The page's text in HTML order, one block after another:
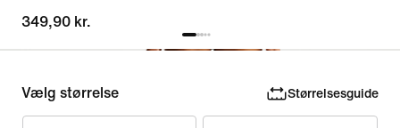
349,90 kr.
Vælg størrelse Størrelsesguide